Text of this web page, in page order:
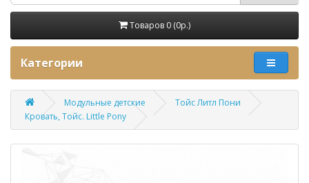
Товаров 0 (0p.)
Категории
Модульные детские
Тойс Литл Пони
Кровать, Тойс. Little Pony